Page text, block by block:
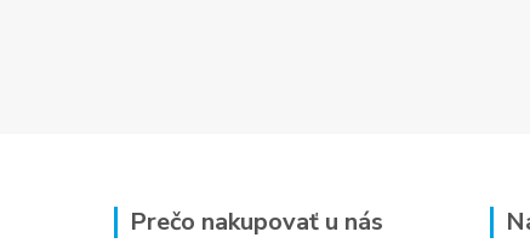
Prečo nakupovať u nás